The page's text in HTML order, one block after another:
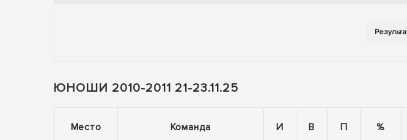
ЮНОШИ 2010-2011 21-23.11.25
Место Команда И В П %